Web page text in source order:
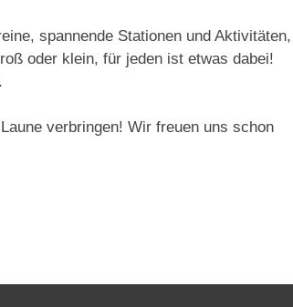
spannende Stationen und Aktivitäten,
oder klein, für jeden ist etwas dabei!
verbringen! Wir freuen uns schon